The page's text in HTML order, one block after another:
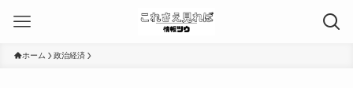
ホーム 政治経済